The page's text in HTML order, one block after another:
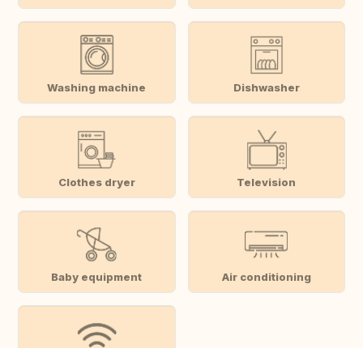
Washing machine Dishwasher
Clothes dryer Television
Baby equipment Air conditioning